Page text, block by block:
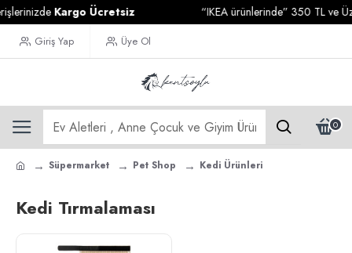
Kargo Ücretsiz “IKEA ürünlerinde” 350 TL ve
Giriş Yap Üye Ol
0
Süpermarket Pet Shop Kedi Ürünleri
Kedi Tırmalaması